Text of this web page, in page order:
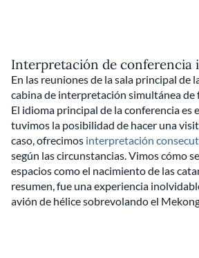
Interpretación de conferencia
En las reuniones de la sala principal de
cabina de interpretación simultánea de
El idioma principal de la conferencia es
tuvimos la posibilidad de hacer una
caso, ofrecimos interpretación
según las circunstancias. Vimos cómo
espacios como el nacimiento de las
resumen, fue una experiencia
avión de hélice sobrevolando el